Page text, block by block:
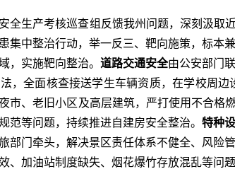
全生产考核巡查组反馈我州问题，深刻汲取
集中整治行动，举一反三、靶向施策，标本
，实施靶向整治。 道路交通安全由公安部门
，全面核查接送学生车辆资质，在学校周
市、老旧小区及高层建筑，严打使用不合格
范等问题，持续推进自建房安全整治。 特种
部门牵头，解决景区责任体系不健全、风险
、加油站制度缺失、烟花爆竹存放混乱等问